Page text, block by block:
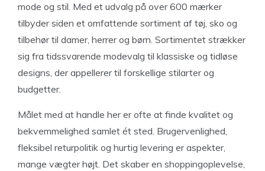
mode og stil. Med et udvalg på over 600 mærker
tilbyder siden et omfattende sortiment af tøj, sko og
tilbehør til damer, herrer og børn. Sortimentet strækker
sig fra tidssvarende modevalg til klassiske og tidløse
designs, der appellerer til forskellige stilarter og
budgetter.
Målet med at handle her er ofte at finde kvalitet og
bekvemmelighed samlet ét sted. Brugervenlighed,
fleksibel returpolitik og hurtig levering er aspekter,
mange vægter højt. Det skaber en shoppingoplevelse,